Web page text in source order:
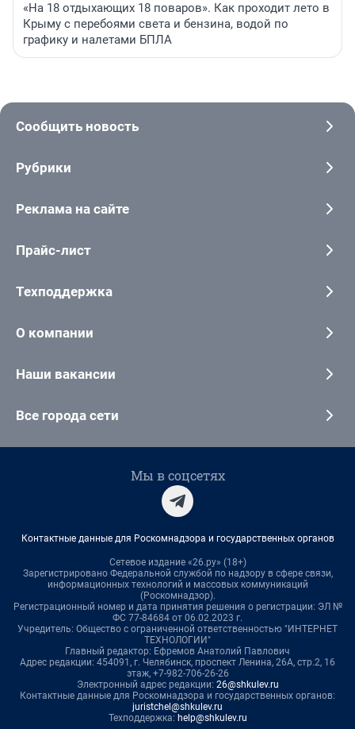
«На 18 отдыхающих 18 поваров». Как проходит лето в
Крыму с перебоями света и бензина, водой по
графику и налетами БПЛА
Сообщить новость
Рубрики
Реклама на сайте
Прайс-лист
Техподдержка
О компании
Наши вакансии
Все города сети
Мы в соцсетях
Контактные данные для Роскомнадзора и государственных органов
Сетевое издание «26.ру» (18+)
Зарегистрировано Федеральной службой по надзору в сфере связи,
информационных технологий и массовых коммуникаций
(Роскомнадзор).
Регистрационный номер и дата принятия решения о регистрации: ЭЛ №
ФС 77-84684 от 06.02.2023 г.
Учредитель: Общество с ограниченной ответственностью "ИНТЕРНЕТ
ТЕХНОЛОГИИ"
Главный редактор: Ефремов Анатолий Павлович
Адрес редакции: 454091, г. Челябинск, проспект Ленина, 26А, стр.2, 16
этаж, +7-982-706-26-26
Электронный адрес редакции: 26@shkulev.ru
Контактные данные для Роскомнадзора и государственных органов:
juristchel@shkulev.ru
Техподдержка: help@shkulev.ru